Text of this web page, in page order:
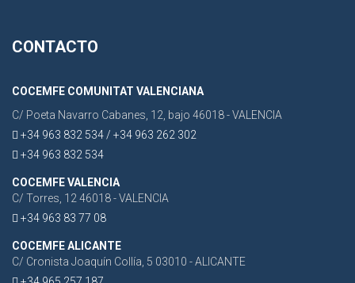
CONTACTO
COCEMFE COMUNITAT VALENCIANA
C/ Poeta Navarro Cabanes, 12, bajo 46018 - VALENCIA
+34 963 832 534 / +34 963 262 302
+34 963 832 534
COCEMFE VALENCIA
C/ Torres, 12 46018 - VALENCIA
+34 963 83 77 08
COCEMFE ALICANTE
C/ Cronista Joaquín Collía, 5 03010 - ALICANTE